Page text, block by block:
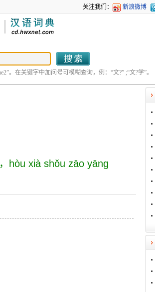
关注我们： 新浪微博
。在关键字中加问号可模糊查询，例：“文?” ;“文?学”。
hòu xià shǒu zāo yāng